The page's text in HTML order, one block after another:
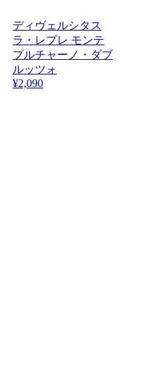
ディヴェルシタス
ラ・レプレ モンテ
プルチャーノ・ダブ
ルッツォ
¥2,090